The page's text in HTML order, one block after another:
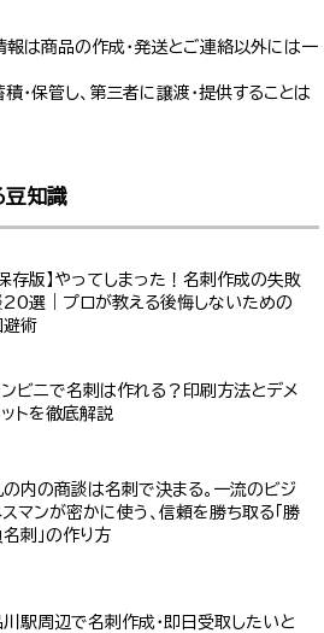
は商品の作成・発送とご連絡以外には一
・保管し、第三者に譲渡・提供することは
豆知識
保存版】やってしまった！名刺作成の失敗
20選｜プロが教える後悔しないための
避術
ンビニで名刺は作れる？印刷方法とデメ
ットを徹底解説
の内の商談は名刺で決まる。一流のビジ
スマンが密かに使う、信頼を勝ち取る「勝
名刺」の作り方
川駅周辺で名刺作成・即日受取したいと